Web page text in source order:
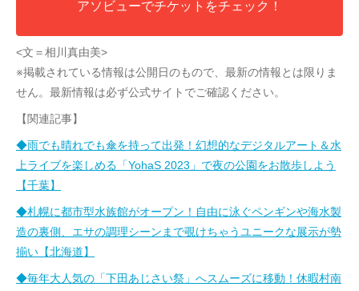
アソビューでチケットをチェック！
<文＝相川真由美>
※掲載されている情報は公開日のもので、最新の情報とは限りま
せん。最新情報は必ず公式サイトでご確認ください。
【関連記事】
◆雨でも晴れでも傘を持って出発！幻想的なデジタルアート＆水
上ライブを楽しめる「YohaS 2023」で夜の公園をお散歩しよう
【千葉】
◆札幌に都市型水族館がオープン！自由に泳ぐペンギンや海水製
造の裏側、エサの調理シーンまで覗けちゃうユニークな展示が勢
揃い【北海道】
◆毎年大人気の「下田あじさい祭」へスムーズに移動！休暇村南